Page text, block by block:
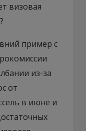
визовая
пример с
из-за
от
в июне и